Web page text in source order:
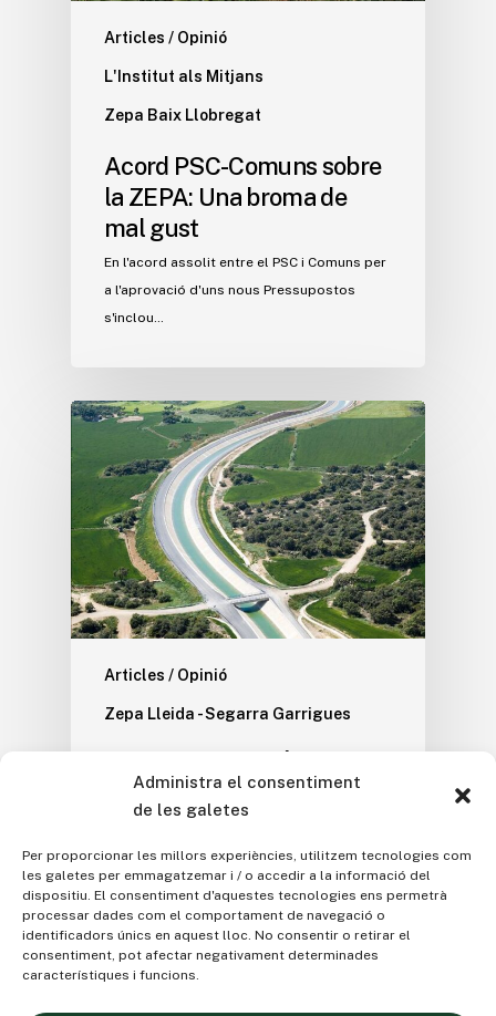
Administra el consentiment
de les galetes
Per proporcionar les millors experiències, utilitzem tecnologies com
les galetes per emmagatzemar i / o accedir a la informació del
dispositiu. El consentiment d'aquestes tecnologies ens permetrà
processar dades com el comportament de navegació o
identificadors únics en aquest lloc. No consentir o retirar el
consentiment, pot afectar negativament determinades
característiques i funcions.
Articles / Opinió
L'Institut als Mitjans
Zepa Baix Llobregat
Acord PSC-Comuns sobre
la ZEPA: Una broma de
mal gust
En l'acord assolit entre el PSC i Comuns per
a l'aprovació d'uns nous Pressupostos
s'inclou…
Articles / Opinió
Zepa Lleida - Segarra Garrigues
lluitat per la compatibilitat
del reg del canal
SEGARRA-GARRIGUES
amb la ZEPA, des del
primer moment
Els darrers dies han anat apareixent tot un
seguit de notícies referides a la